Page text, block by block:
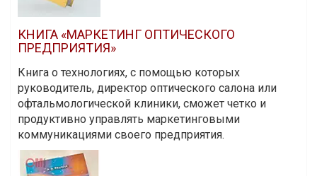
КНИГА «МАРКЕТИНГ ОПТИЧЕСКОГО
ПРЕДПРИЯТИЯ»
Книга о технологиях, с помощью которых
руководитель, директор оптического салона или
офтальмологической клиники, сможет четко и
продуктивно управлять маркетинговыми
коммуникациями своего предприятия.